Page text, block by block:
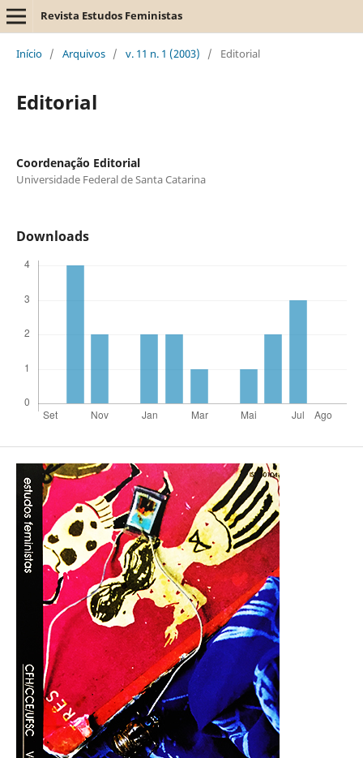
Revista Estudos Feministas
Início / Arquivos / v. 11 n. 1 (2003) / Editorial
Editorial
Coordenação Editorial
Universidade Federal de Santa Catarina
Downloads